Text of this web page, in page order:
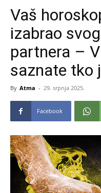
Vaš
izabrao
partnera –
saznate tko
By Atma - 29. srpnja 2025.
Facebook